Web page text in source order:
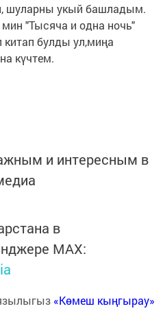
шуларны укый башладым.
мин "Тысяча и одна ночь"
булды ул,миңа
күчтем.
и интересным в
в
MАХ:
«Көмеш кыңгырау»